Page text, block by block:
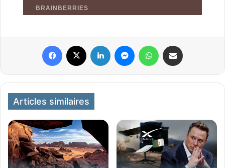
Articles similaires